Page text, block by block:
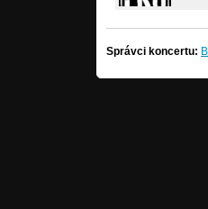
Správci koncertu: